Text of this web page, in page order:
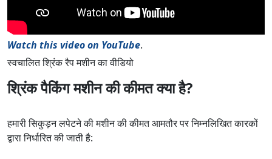
Watch this video on YouTube.
स्वचालित श्रिंक रैप मशीन का वीडियो
श्रिंक पैकिंग मशीन की कीमत क्या है?
हमारी सिकुड़न लपेटने की मशीन की कीमत आमतौर पर निम्नलिखित कारकों
द्वारा निर्धारित की जाती है: